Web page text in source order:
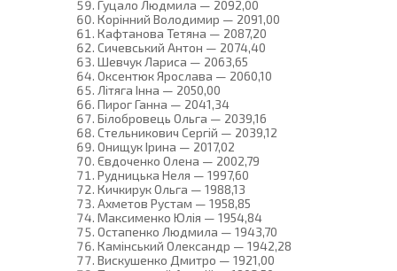
Гуцало Людмила — 2092,00
Корінний Володимир — 2091,00
Кафтанова Тетяна — 2087,20
Сичевський Антон — 2074,40
Шевчук Лариса — 2063,65
Оксентюк Ярослава — 2060,10
Літяга Інна — 2050,00
Пирог Ганна — 2041,34
Білобровець Ольга — 2039,16
Стельникович Сергій — 2039,12
Онищук Ірина — 2017,02
Євдоченко Олена — 2002,79
Рудницька Неля — 1997,60
Кичкирук Ольга — 1988,13
Ахметов Рустам — 1958,85
Максименко Юлія — 1954,84
Остапенко Людмила — 1943,70
Камінський Олександр — 1942,28
Вискушенко Дмитро — 1921,00